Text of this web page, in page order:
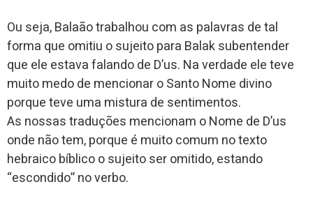
Ou seja, Balaão trabalhou com as palavras de tal
forma que omitiu o sujeito para Balak subentender
que ele estava falando de D’us. Na verdade ele teve
muito medo de mencionar o Santo Nome divino
porque teve uma mistura de sentimentos.
As nossas traduções mencionam o Nome de D’us
onde não tem, porque é muito comum no texto
hebraico bíblico o sujeito ser omitido, estando
“escondido” no verbo.